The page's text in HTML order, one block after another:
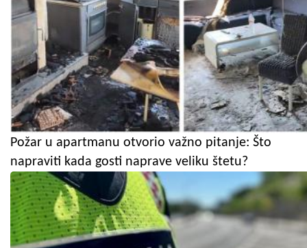
Požar u apartmanu otvorio važno pitanje: Što
napraviti kada gosti naprave veliku štetu?